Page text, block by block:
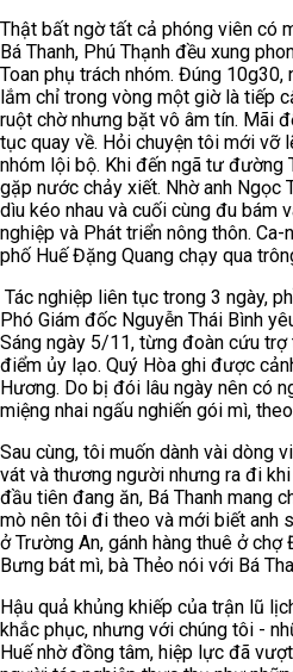
Thật bất ngờ tất cả phóng viên có
Bá Thanh, Phú Thạnh đều xung
Toan phụ trách nhóm. Đúng
lắm chỉ trong vòng một giờ là tiếp
ruột chờ nhưng bặt vô âm tín. Mãi
tục quay về. Hỏi chuyện tôi mới vỡ
nhóm lội bộ. Khi đến ngã tư đường
gặp nước chảy xiết. Nhờ anh Ngọc
dìu kéo nhau và cuối cùng đu bám
nghiệp và Phát triển nông thôn.
phố Huế Đặng Quang chạy qua
Tác nghiệp liên tục trong 3 ngày,
Phó Giám đốc Nguyễn Thái Bình
Sáng ngày 5/11, từng đoàn cứu
điểm ủy lạo. Quý Hòa ghi được
Hương. Do bị đói lâu ngày nên có
miệng nhai ngấu nghiến gói mì,
Sau cùng, tôi muốn dành vài dòng
vát và thương người nhưng ra đi
đầu tiên đang ăn, Bá Thanh mang
mò nên tôi đi theo và mới biết anh
ở Trường An, gánh hàng thuê ở
Bưng bát mì, bà Thẻo nói với Bá
Hậu quả khủng khiếp của trận lũ
khắc phục, nhưng với chúng tôi -
Huế nhờ đồng tâm, hiệp lực đã